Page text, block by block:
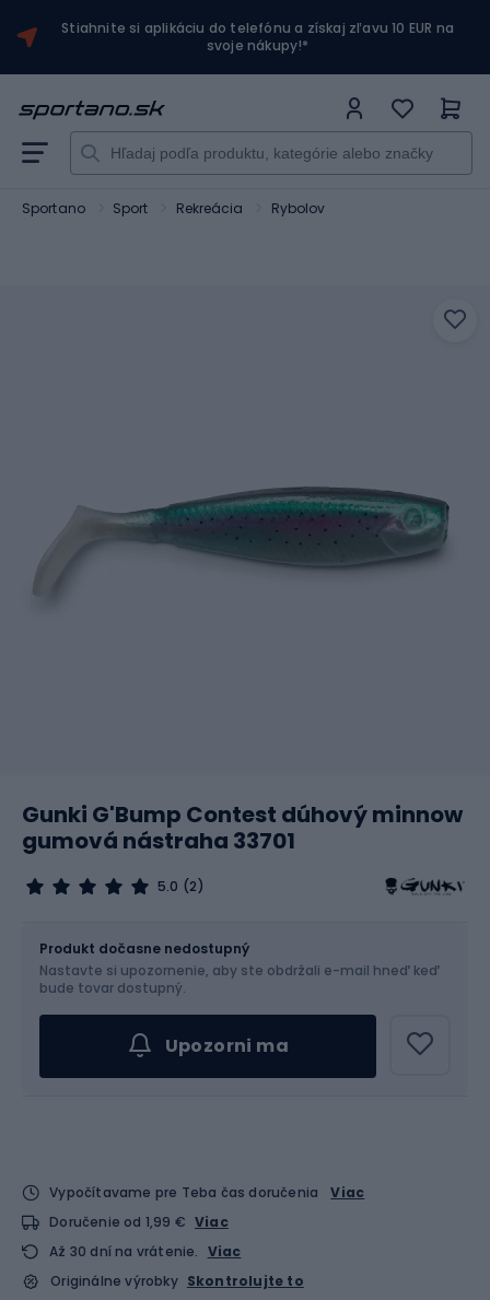
Stiahnite si aplikáciu do telefónu a získaj zľavu 10 EUR na
svoje nákupy!*
Sportano Sport Rekreácia Rybolov
Gunki G'Bump Contest dúhový minnow
gumová nástraha 33701
5.0 (2)
Vyber veľkosť...
Produkt dočasne nedostupný
Nastavte si upozornenie, aby ste obdržali e-mail hneď keď
bude tovar dostupný.
Upozorni ma
Vypočítavame pre Teba čas doručenia
Viac
Doručenie od 1,99 € Viac
Až 30 dní na vrátenie. Viac
Originálne výrobky Skontrolujte to